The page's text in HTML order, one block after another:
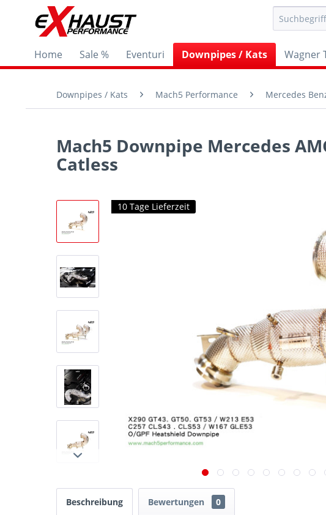
Home Sale % Eventuri Downpipes / Kats Wagner
Downpipes / Kats Mach5 Performance Mercedes
Mach5 Downpipe Mercedes
Catless
10 Tage Lieferzeit
Beschreibung Bewertungen 0